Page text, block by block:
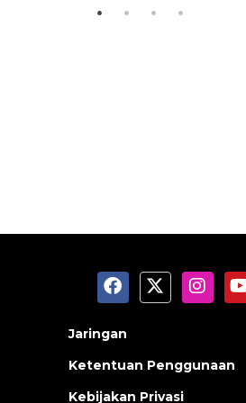
Jaringan
Ketentuan Penggunaan
Kebijakan Privasi